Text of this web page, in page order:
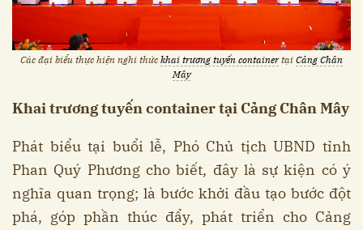
Các đại biểu thực hiện nghi thức khai trương tuyến containertại Cảng Chân
Mây
Khai trương tuyến container tại Cảng Chân Mây
Phát biểu tại buổi lễ, Phó Chủ tịch UBND tỉnh
Phan Quý Phương cho biết, đây là sự kiện có ý
nghĩa quan trọng; là bước khởi đầu tạo bước đột
phá, góp phần thúc đẩy, phát triển cho Cảng